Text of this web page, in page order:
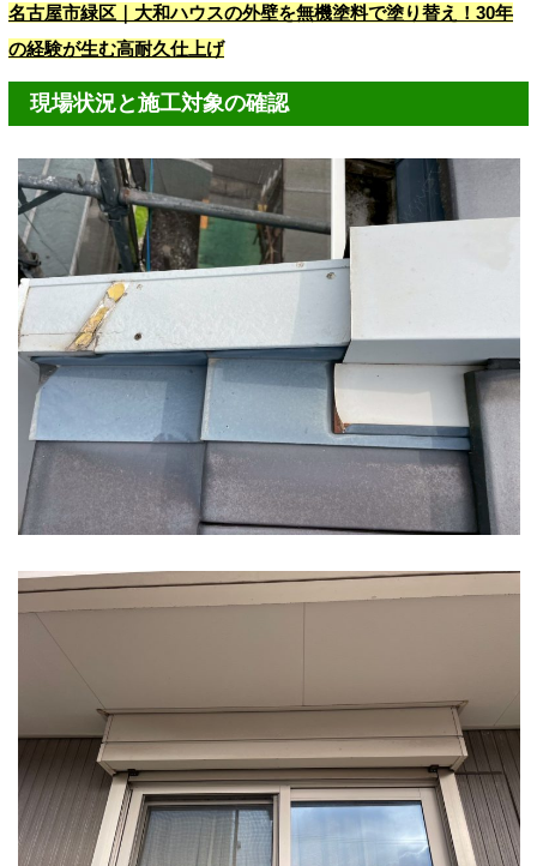
名古屋市緑区｜大和ハウスの外壁を無機塗料で塗り替え！30年
の経験が生む高耐久仕上げ
現場状況と施工対象の確認